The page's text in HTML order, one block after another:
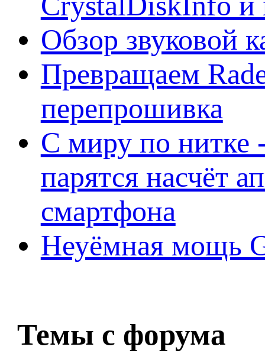
Обзор звуковой
Превращаем
перепрошивка
С миру по нитке
парятся насчёт
смартфона
Неуёмная мощь
Темы с форума